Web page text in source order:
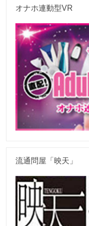
オナホ連動型VR
流通問屋「映天」